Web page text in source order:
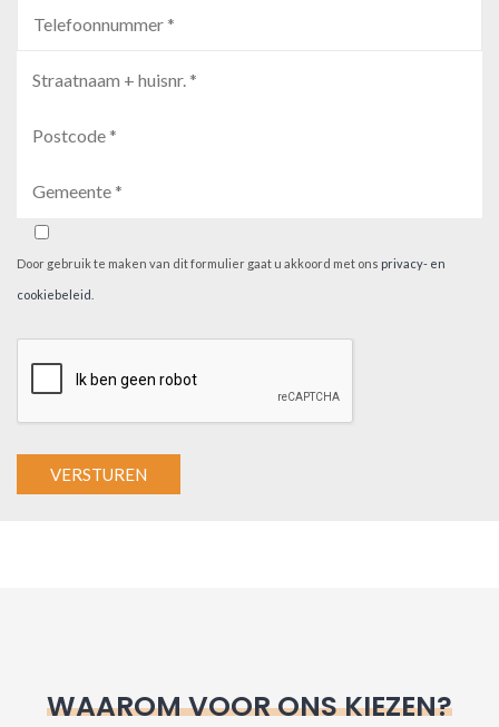
Door gebruik te maken van dit formulier gaat u akkoord met ons privacy- en
cookiebeleid
WAAROM VOOR ONS KIEZEN?